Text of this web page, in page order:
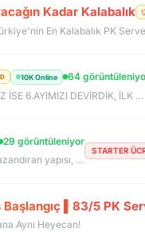
Kadar Kalabalık
En Kalabalık PK
10K Online
64
7 AĞUSTOS SAAT 22:00 DA SAKIN BU FIRSATI KAÇIRMA! BİZİMLE YOLA ÇIKAN HERKES BUGÜN İPTAL! BİZ İSE 6.AYIMIZI DEVİRDİK, İLK GÜNKİ GİBİ GEÇ KALMAYACAĞIN TEK SİSTEM!
29 görüntüleniyor
🚀 Sıkıcı sunuculara veda etme zamanı geldi! ⭐ Parlayan yıldız: FelixMyko! 💰 Sürekli kazandıran yapısı, bitmek bilmeyen Farm ve PK heyecanıyla eski MyKO ruhunu yeniden yaşamaya hazır ol! 📅 Açılış: 21 Ağustos Cuma – 🕙 22:00 🌐 Adres: FelixMyko.com 🎁 2.000 TL bakiye değerinde Starter Paket HEDİYE! 🔑 Starter Paket Kodu: 99998888777766665555 🌐 Panel: https://www.felixmyko.com 👉 Discord: http://discord.gg/MYACS 🟢 WhatsApp: https://wp.felixmyko.com ⚔️ Eski günlerin efsane savaşlarını, dostluk
STARTER
▌83/5 PK
Aynı Heyecan!